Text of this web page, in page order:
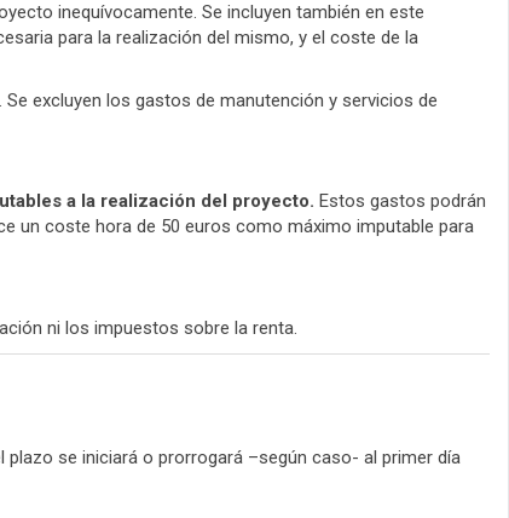
inequívocamente. Se incluyen también en este
para la realización del mismo, y el coste de la
excluyen los gastos de manutención y servicios de
a la realización del proyecto. Estos gastos podrán
un coste hora de 50 euros como máximo imputable para
ni los impuestos sobre la renta.
plazo se iniciará o prorrogará –según caso- al primer día